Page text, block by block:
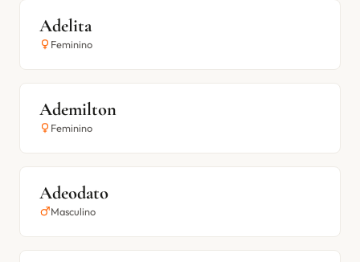
Adelita
Feminino
Ademilton
Feminino
Adeodato
Masculino